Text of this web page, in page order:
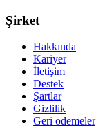
Şirket
Hakkında
Kariyer
İletişim
Destek
Şartlar
Gizlilik
Geri ödemeler